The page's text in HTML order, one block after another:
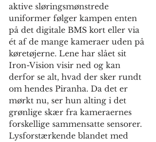
aktive sløringsmønstrede
uniformer følger kampen enten
på det digitale BMS kort eller via
ét af de mange kameraer uden på
køretøjerne. Lene har slået sit
Iron-Vision visir ned og kan
derfor se alt, hvad der sker rundt
om hendes Piranha. Da det er
mørkt nu, ser hun alting i det
grønlige skær fra kameraernes
forskellige sammensatte sensorer.
Lysforstærkende blandet med